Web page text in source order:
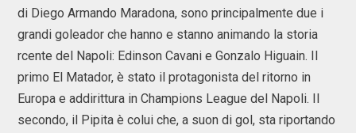
di Diego Armando Maradona, sono principalmente due i
grandi goleador che hanno e stanno animando la storia
rcente del Napoli: Edinson Cavani e Gonzalo Higuain. Il
primo El Matador, è stato il protagonista del ritorno in
Europa e addirittura in Champions League del Napoli. Il
secondo, il Pipita è colui che, a suon di gol, sta riportando